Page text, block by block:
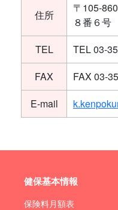
住所
〒105-
８番６号
TEL
TEL 03-
FAX
FAX 03-
E-mail
健保基本情報
保険料月額表